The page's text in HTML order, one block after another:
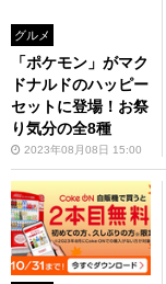
グルメ
「ポケモン」がマク
ドナルドのハッピー
セットに登場！お祭
り気分の全8種
2023年08月08日 15:00